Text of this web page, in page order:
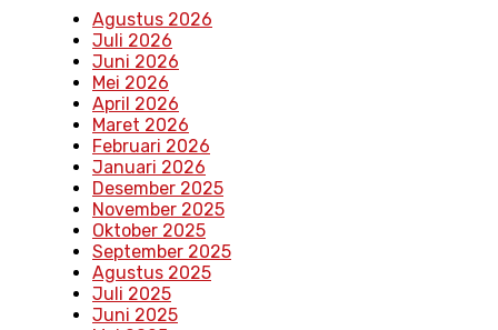
Agustus 2026
Juli 2026
Juni 2026
Mei 2026
April 2026
Maret 2026
Februari 2026
Januari 2026
Desember 2025
November 2025
Oktober 2025
September 2025
Agustus 2025
Juli 2025
Juni 2025